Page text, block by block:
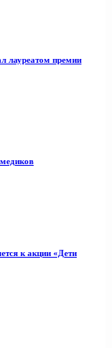
лауреатом премии
к акции «Дети